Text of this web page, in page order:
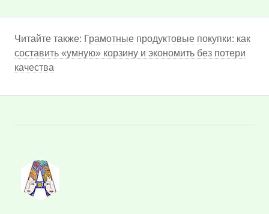
Читайте также: Грамотные продуктовые покупки: как
составить «умную» корзину и экономить без потери
качества